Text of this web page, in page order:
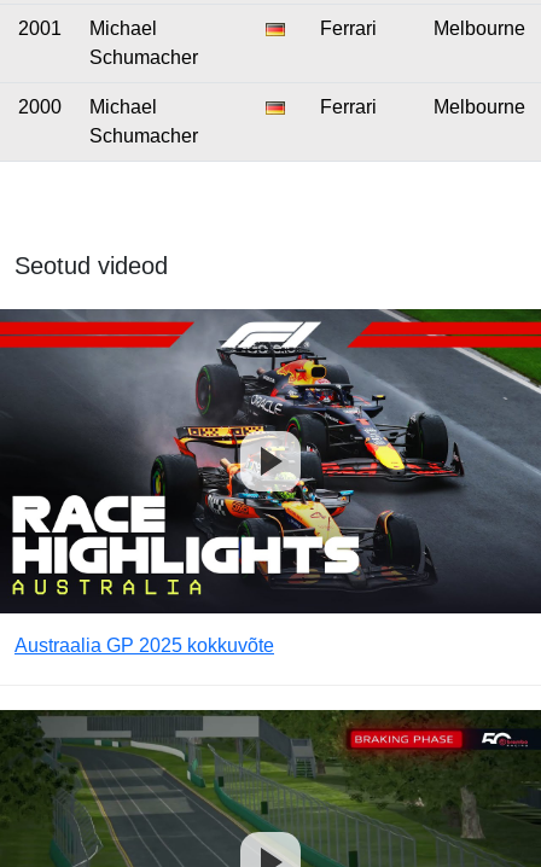
2001
Michael
Schumacher
Ferrari Melbourne
2000
Michael
Schumacher
Ferrari Melbourne
Seotud videod
Austraalia GP 2025 kokkuvõte